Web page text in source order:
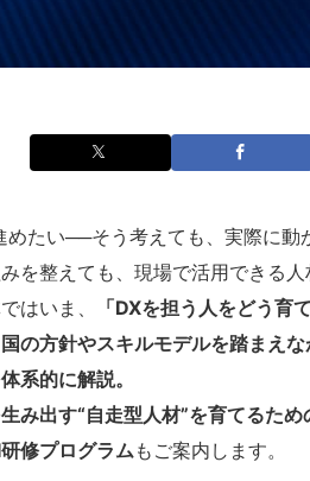
めたい──そう考えても、実際に動
を整えても、現場で活用できる人
はいま、
「DXを担う人をどう育
の方針やスキルモデルを踏まえ
系的に解説。
み出す“自走型人材”を育てるた
修プログラム もご案内します。